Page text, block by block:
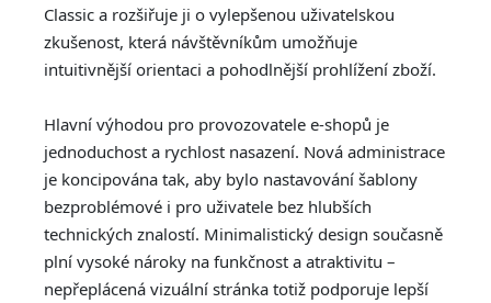
Classic a rozšiřuje ji o vylepšenou uživatelskou
zkušenost, která návštěvníkům umožňuje
intuitivnější orientaci a pohodlnější prohlížení zboží.
Hlavní výhodou pro provozovatele e-shopů je
jednoduchost a rychlost nasazení. Nová administrace
je koncipována tak, aby bylo nastavování šablony
bezproblémové i pro uživatele bez hlubších
technických znalostí. Minimalistický design současně
plní vysoké nároky na funkčnost a atraktivitu –
nepřeplácená vizuální stránka totiž podporuje lepší